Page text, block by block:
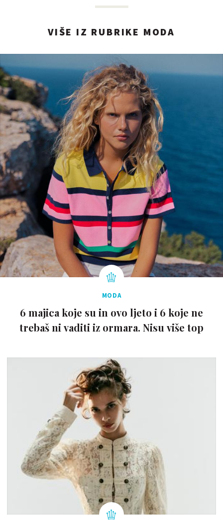
VIŠE IZ RUBRIKE MODA
MODA
6 majica koje su in ovo ljeto i 6 koje ne
trebaš ni vaditi iz ormara. Nisu više top